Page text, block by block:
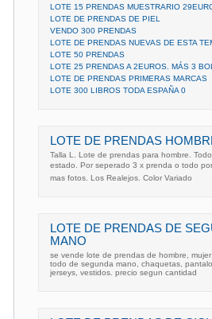
LOTE 15 PRENDAS MUESTRARIO
LOTE DE PRENDAS DE PIEL
VENDO 300 PRENDAS
LOTE DE PRENDAS NUEVAS DE ESTA
LOTE 50 PRENDAS
LOTE 25 PRENDAS A 2EUROS. MÁS 3
LOTE DE PRENDAS PRIMERAS MARCAS
LOTE 300 LIBROS TODA ESPAÑA 0
LOTE DE PRENDAS
Talla L. Lote de prendas para hombre.
estado. Por seperado 3 x prenda o todo
mas fotos. Los Realejos. Color Variado
LOTE DE PRENDAS DE
MANO
se vende lote de prendas de hombre, mujer
todo de segunda mano, chaquetas,
jerseys, vestidos. precio segun cantidad